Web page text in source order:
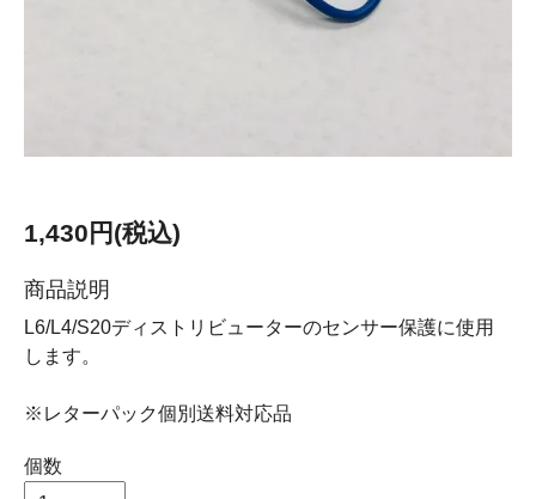
1,430円(税込)
商品説明
L6/L4/S20ディストリビューターのセンサー保護に使用
します。
※レターパック個別送料対応品
個数